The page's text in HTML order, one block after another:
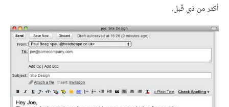
أكثر من ذي قَبل.